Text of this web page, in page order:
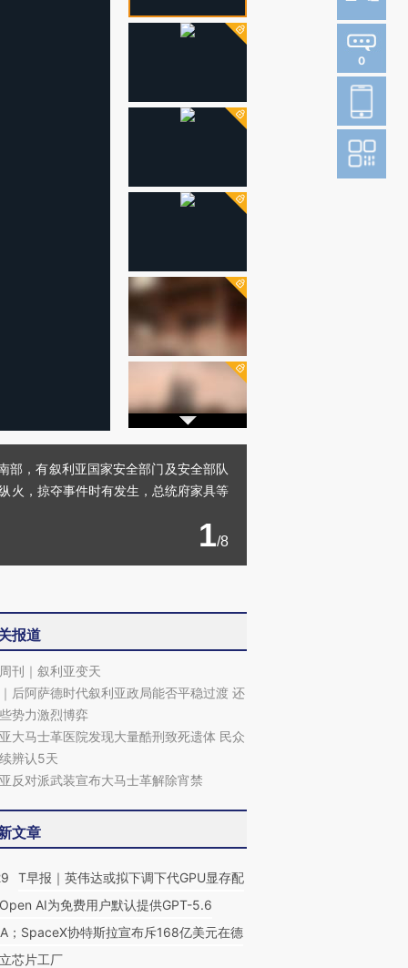
0
部，有叙利亚国家安全部门及安全部队
火，掠夺事件时有发生，总统府家具等
1/8
报道
刊｜叙利亚变天
后阿萨德时代叙利亚政局能否平稳过渡 还
势力激烈博弈
大马士革医院发现大量酷刑致死遗体 民众
辨认5天
反对派武装宣布大马士革解除宵禁
文章
T早报｜英伟达或拟下调下代GPU显存配
AI为免费用户默认提供GPT-5.6
；SpaceX协特斯拉宣布斥168亿美元在德
芯片工厂